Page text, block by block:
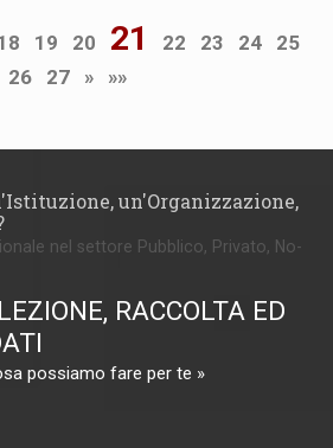
19 20 21 22 23 24
25
26
27 » »»
un'Organizzazione,
nel settore Pubblico, Privato, No-
RACCOLTA ED
possiamo fare per te »